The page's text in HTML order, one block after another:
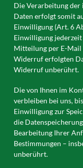
Die Verarbeitung der
Daten erfolgt somit
Einwilligung (Art. 6
Einwilligung
Mitteilung per E-Mail
Widerruf erfolgten
Widerruf unberührt.
Die von Ihnen im
verbleiben bei uns,
Einwilligung zur
die
Bearbeitung Ihrer
Bestimmungen –
unberührt.